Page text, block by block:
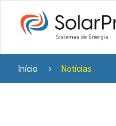
Início Notícias